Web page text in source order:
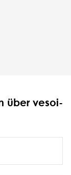
über vesoi-